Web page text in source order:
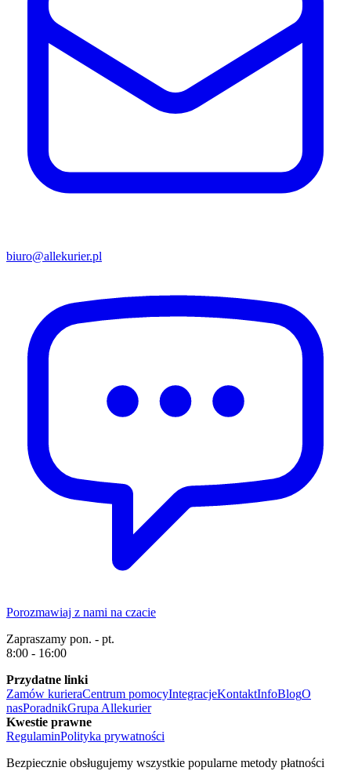
biuro@allekurier.pl
Porozmawiaj z nami na czacie
Zapraszamy pon. - pt.
8:00 - 16:00
Przydatne linki
Zamów kurieraCentrum pomocyIntegracjeKontaktInfoBlogO
nasPoradnikGrupa Allekurier
Kwestie prawne
RegulaminPolityka prywatności
Bezpiecznie obsługujemy wszystkie popularne metody płatności